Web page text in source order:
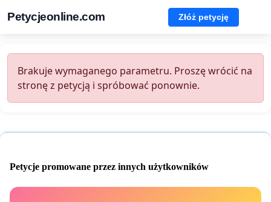
Petycjeonline.com Złóż petycję
Brakuje wymaganego parametru. Proszę wrócić na
stronę z petycją i spróbować ponownie.
Petycje promowane przez innych użytkowników